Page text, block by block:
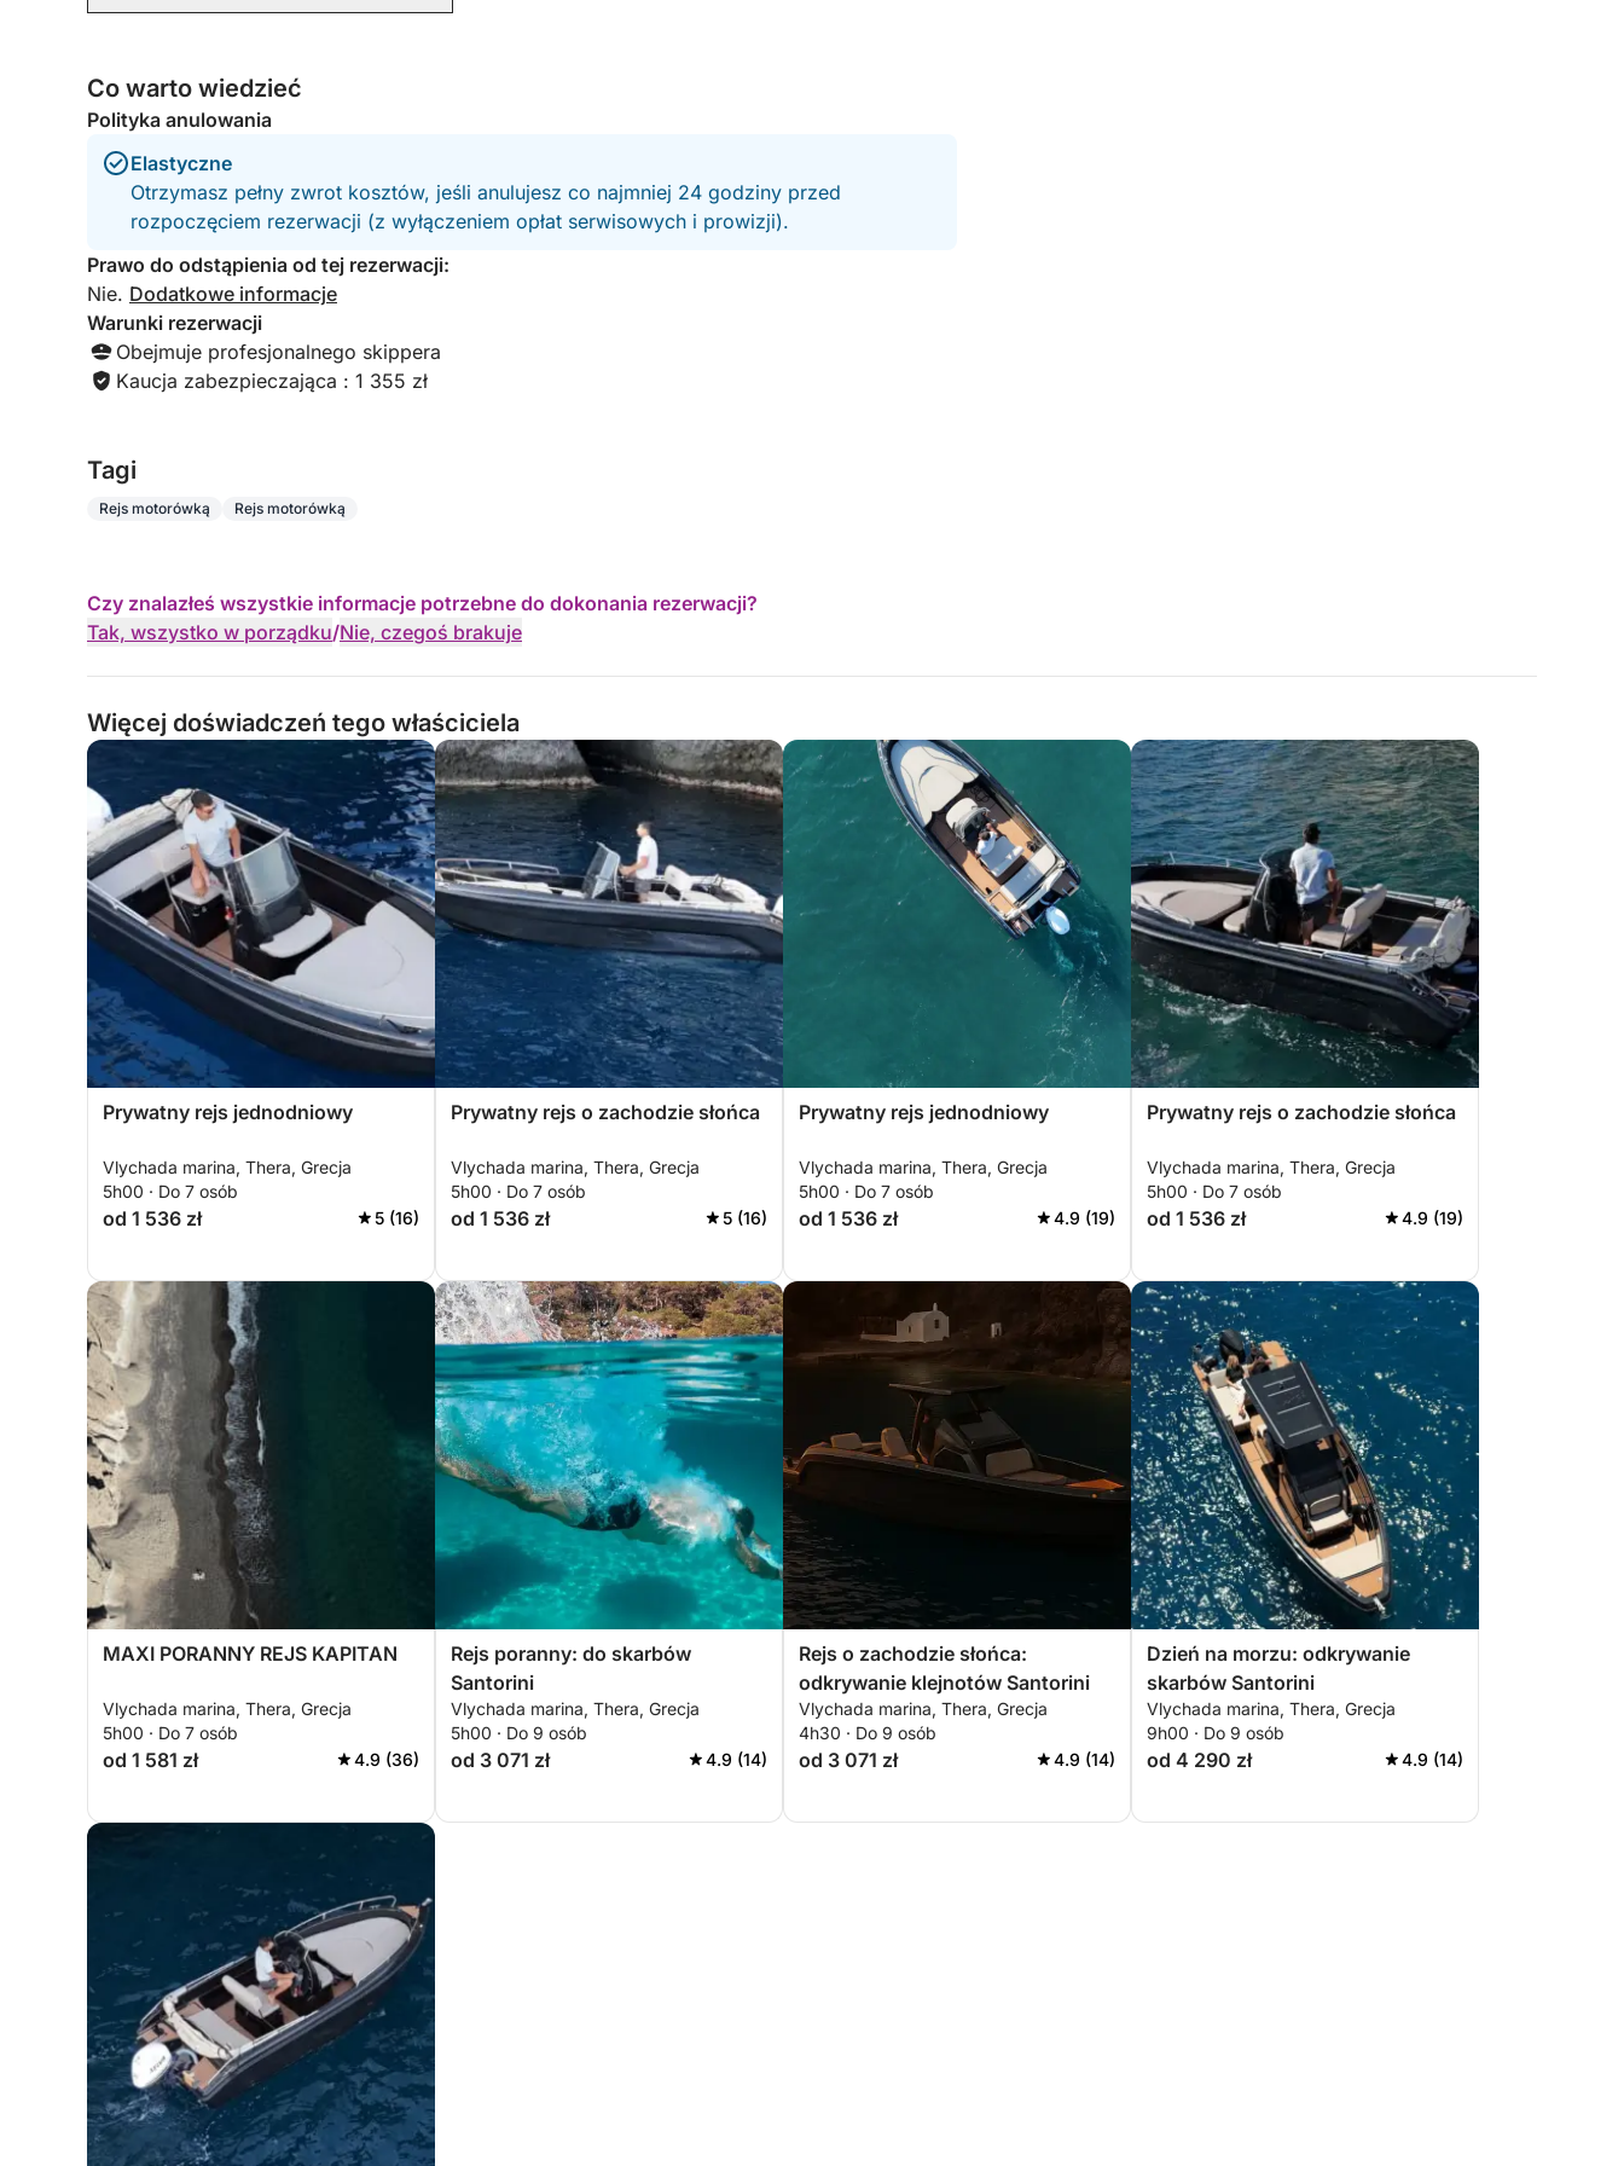
Co warto wiedzieć
Polityka anulowania
Elastyczne
Otrzymasz pełny zwrot kosztów, jeśli anulujesz co najmniej 24 godziny przed
rozpoczęciem rezerwacji (z wyłączeniem opłat serwisowych i prowizji).
Prawo do odstąpienia od tej rezerwacji:
Nie. Dodatkowe informacje
Warunki rezerwacji
Obejmuje profesjonalnego skippera
Kaucja zabezpieczająca : 1 355 zł
Tagi
Rejs motorówką Rejs motorówką
Czy znalazłeś wszystkie informacje potrzebne do dokonania rezerwacji?
Tak, wszystko w porządku/Nie, czegoś brakuje
Więcej doświadczeń tego właściciela
Prywatny rejs jednodniowy
Vlychada marina, Thera, Grecja
5h00 · Do 7 osób
od 1 536 zł 5 (16)
Prywatny rejs o zachodzie słońca
Vlychada marina, Thera, Grecja
5h00 · Do 7 osób
od 1 536 zł 5 (16)
Prywatny rejs jednodniowy
Vlychada marina, Thera, Grecja
5h00 · Do 7 osób
od 1 536 zł 4.9 (19)
Prywatny rejs o zachodzie słońca
Vlychada marina, Thera, Grecja
5h00 · Do 7 osób
od 1 536 zł 4.9 (19)
MAXI PORANNY REJS KAPITAN
Vlychada marina, Thera, Grecja
5h00 · Do 7 osób
od 1 581 zł 4.9 (36)
Rejs poranny: do skarbów
Santorini
Vlychada marina, Thera, Grecja
5h00 · Do 9 osób
od 3 071 zł 4.9 (14)
Rejs o zachodzie słońca:
odkrywanie klejnotów Santorini
Vlychada marina, Thera, Grecja
4h30 · Do 9 osób
od 3 071 zł 4.9 (14)
Dzień na morzu: odkrywanie
skarbów Santorini
Vlychada marina, Thera, Grecja
9h00 · Do 9 osób
od 4 290 zł 4.9 (14)